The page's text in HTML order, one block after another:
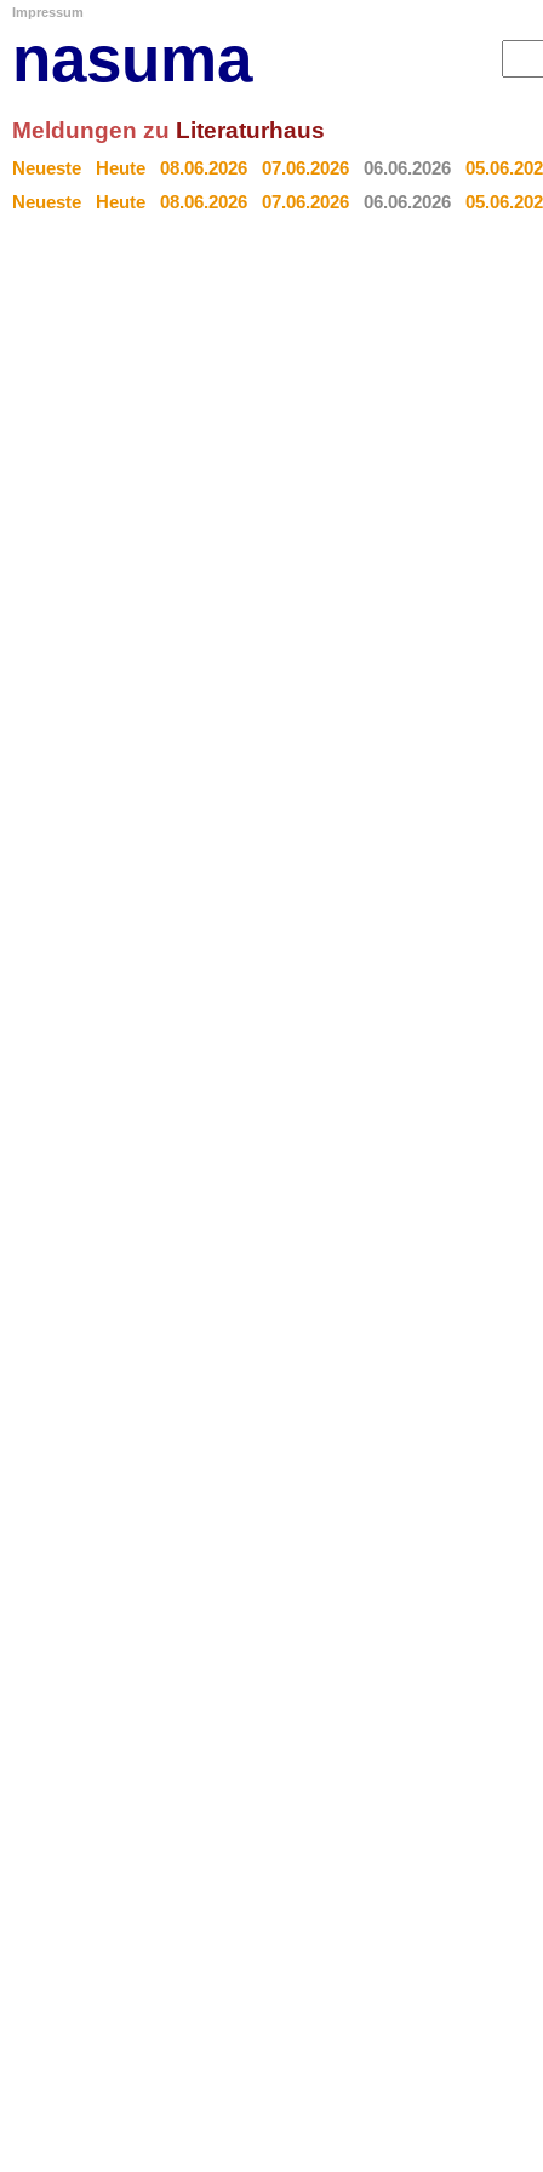
Impressum
nasuma
Meldungen zu Literaturhaus
Neueste Heute 08.06.2026 07.06.2026 06.06.2026
Neueste
Heute 08.06.2026 07.06.2026 06.06.2026